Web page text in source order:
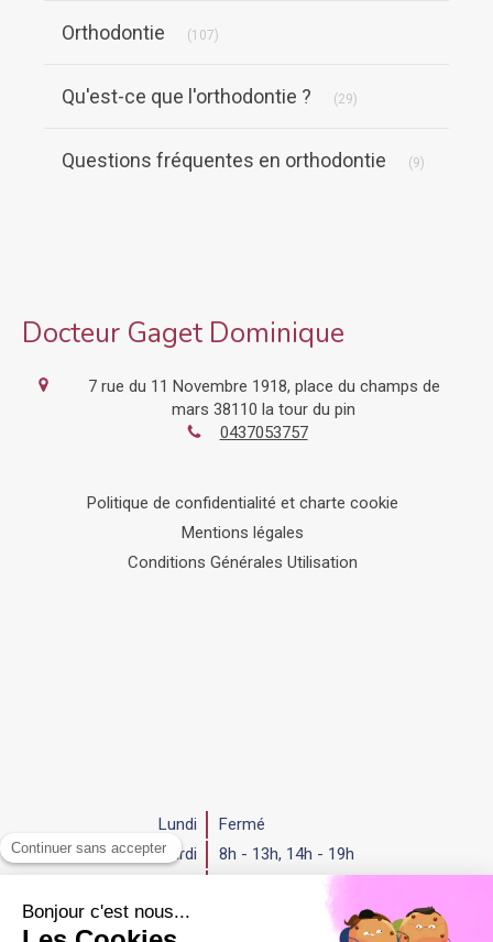
Orthodontie (107)
Qu'est-ce que l'orthodontie ? (29)
Questions fréquentes en orthodontie (9)
Docteur Gaget Dominique
7 rue du 11 Novembre 1918, place du champs de
mars 38110 la tour du pin
0437053757
Politique de confidentialité et charte cookie
Mentions légales
Conditions Générales Utilisation
Lundi
Fermé
Mardi
8h - 13h, 14h - 19h
14h - 19h
Jeudi
14h - 19h